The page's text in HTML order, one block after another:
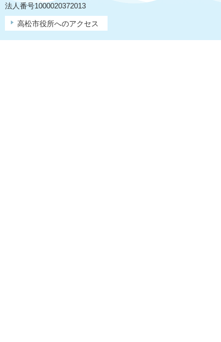
法人番号1000020372013
高松市役所へのアクセス